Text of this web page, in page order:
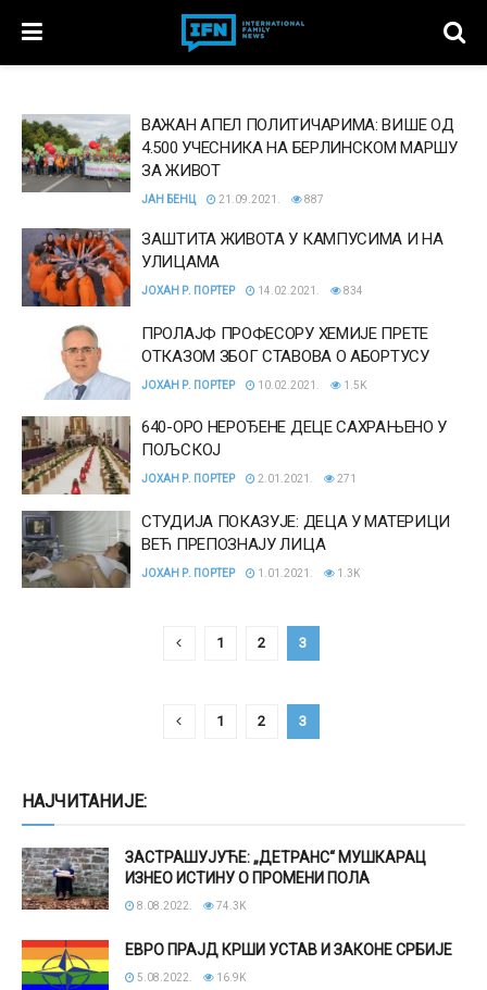
ВАЖАН АПЕЛ ПОЛИТИЧАРИМА: ВИШЕ ОД
4.500 УЧЕСНИКА НА БЕРЛИНСКОМ МАРШУ
ЗА ЖИВОТ
ЈАН БЕНЦ 21.09.2021. 887
ЗАШТИТА ЖИВОТА У КАМПУСИМА И НА
УЛИЦАМА
ЈОХАН Р. ПОРТЕР 14.02.2021. 834
ПРОЛАЈФ ПРОФЕСОРУ ХЕМИЈЕ ПРЕТЕ
ОТКАЗОМ ЗБОГ СТАВОВА О АБОРТУСУ
ЈОХАН Р. ПОРТЕР 10.02.2021. 1.5K
640-OРО НЕРОЂЕНЕ ДЕЦЕ САХРАЊЕНО У
ПОЉСКОЈ
ЈОХАН Р. ПОРТЕР 2.01.2021. 271
СТУДИЈА ПОКАЗУЈЕ: ДЕЦА У МАТЕРИЦИ
ВЕЋ ПРЕПОЗНАЈУ ЛИЦА
ЈОХАН Р. ПОРТЕР 1.01.2021. 1.3K
1 2 3
1 2 3
НАЈЧИТАНИЈЕ:
ЗАСТРАШУЈУЋЕ: „ДЕТРАНС“ МУШКАРАЦ
ИЗНЕО ИСТИНУ О ПРОМЕНИ ПОЛА
8.08.2022. 74.3K
ЕВРО ПРАЈД КРШИ УСТАВ И ЗАКОНЕ СРБИЈЕ
5.08.2022. 16.9K